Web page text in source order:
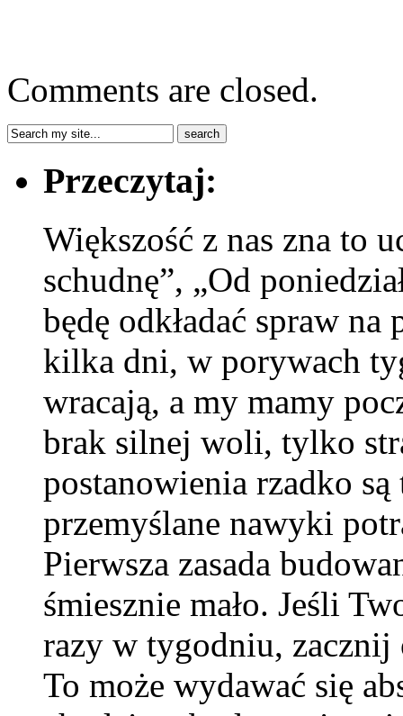
Comments are closed.
Przeczytaj:
Większość z nas zna to
schudnę”, „Od
będę odkładać spraw
kilka dni, w porywach
wracają, a my mamy
brak silnej woli, tylko
postanowienia rzadko są
przemyślane nawyki
Pierwsza zasada
śmiesznie mało. Jeśli
razy w tygodniu,
To może wydawać się